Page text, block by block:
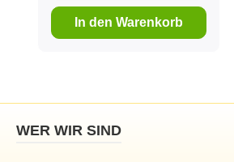
In den Warenkorb
WER WIR SIND